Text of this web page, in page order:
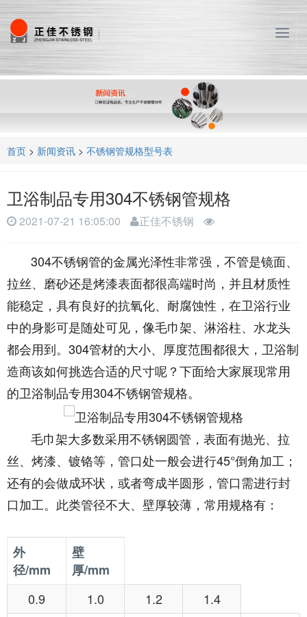
T
o
g
n
n
首页 > 新闻资讯 > 不锈钢管规格型号表
卫浴制品专用304不锈钢管规格
2021-07-21 16:05:00 正佳不锈钢
304不锈钢管的金属光泽性非常强，不管是镜面、
拉丝、磨砂还是烤漆表面都很高端时尚，并且材质性
能稳定，具有良好的抗氧化、耐腐蚀性，在卫浴行业
中的身影可是随处可见，像毛巾架、淋浴柱、水龙头
都会用到。304管材的大小、厚度范围都很大，卫浴制
造商该如何挑选合适的尺寸呢？下面给大家展现常用
的卫浴制品专用304不锈钢管规格。
毛巾架大多数采用不锈钢圆管，表面有抛光、拉
丝、烤漆、镀铬等，管口处一般会进行45°倒角加工；
还有的会做成环状，或者弯成半圆形，管口需进行封
口加工。此类管径不大、壁厚较薄，常用规格有：
外
径/mm
壁
厚/mm
0.9
1.0 1.2
1.4